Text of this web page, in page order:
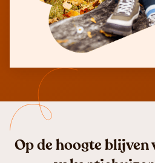
Op de hoogte blijven